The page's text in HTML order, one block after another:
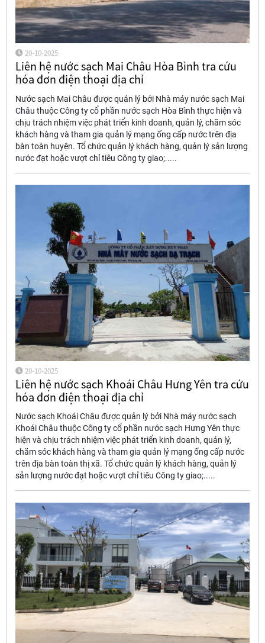
20-10-2025
Liên hệ nước sạch Mai Châu Hòa Bình tra cứu
hóa đơn điện thoại địa chỉ
Nước sạch Mai Châu được quản lý bởi Nhà máy nước sạch Mai
Châu thuộc Công ty cổ phần nước sạch Hòa Bình thực hiện và
chịu trách nhiệm việc phát triển kinh doanh, quản lý, chăm sóc
khách hàng và tham gia quản lý mạng ống cấp nước trên địa
bàn toàn huyện. Tổ chức quản lý khách hàng, quản lý sản lượng
nước đạt hoặc vượt chỉ tiêu Công ty giao;.....
20-10-2025
Liên hệ nước sạch Khoái Châu Hưng Yên tra cứu
hóa đơn điện thoại địa chỉ
Nước sạch Khoái Châu được quản lý bởi Nhà máy nước sạch
Khoái Châu thuộc Công ty cổ phần nước sạch Hưng Yên thực
hiện và chịu trách nhiệm việc phát triển kinh doanh, quản lý,
chăm sóc khách hàng và tham gia quản lý mạng ống cấp nước
trên địa bàn toàn thị xã. Tổ chức quản lý khách hàng, quản lý
sản lượng nước đạt hoặc vượt chỉ tiêu Công ty giao;.....